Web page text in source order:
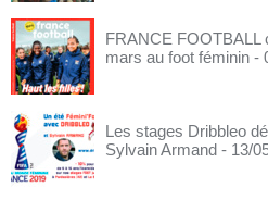
FRANCE FOOTBALL
mars au foot féminin -
Les stages Dribbleo
Sylvain Armand - 13/